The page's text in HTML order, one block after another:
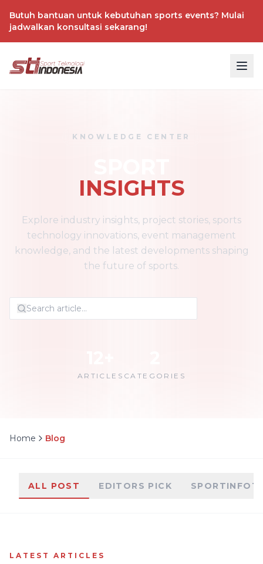
Butuh bantuan untuk kebutuhan sports events? Mulai
jadwalkan konsultasi sekarang!
KNOWLEDGE CENTER
INSIGHTS
Explore industry insights, project stories, sports
technology innovations, event management
knowledge, and the latest developments shaping
the future of sports.
ARTICLES CATEGORIES
Home Blog
ALL POST EDITORS PICK
LATEST ARTICLES